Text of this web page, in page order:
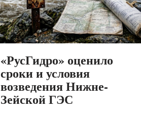
«РусГидро» оценило
сроки и условия
возведения Нижне-
Зейской ГЭС